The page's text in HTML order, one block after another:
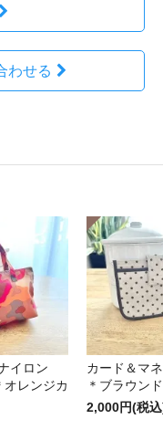
わせる
イロン
オレンジカ
カード＆マ
＊ブラウン
2,000円(税